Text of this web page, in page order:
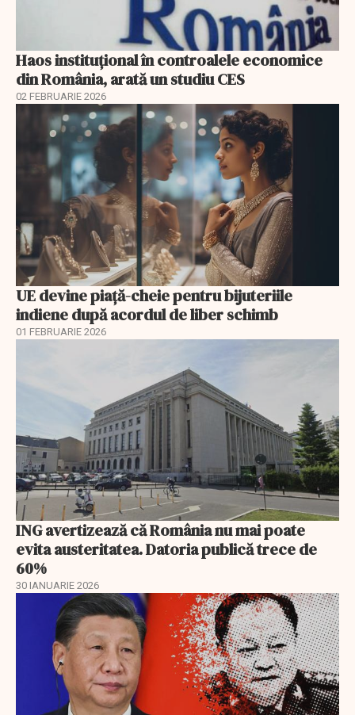
Haos instituțional în controalele economice
din România, arată un studiu CES
02 FEBRUARIE 2026
UE devine piață-cheie pentru bijuteriile
indiene după acordul de liber schimb
01 FEBRUARIE 2026
ING avertizează că România nu mai poate
evita austeritatea. Datoria publică trece de
60%
30 IANUARIE 2026